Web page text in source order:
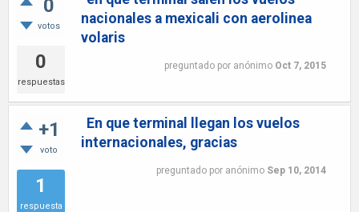
0
votos
0
respuestas
nacionales a mexicali con aerolinea
volaris
preguntado por anónimo Oct 7, 2015
+1
voto
1
respuesta
En que terminal llegan los vuelos
internacionales, gracias
preguntado por anónimo Sep 10, 2014